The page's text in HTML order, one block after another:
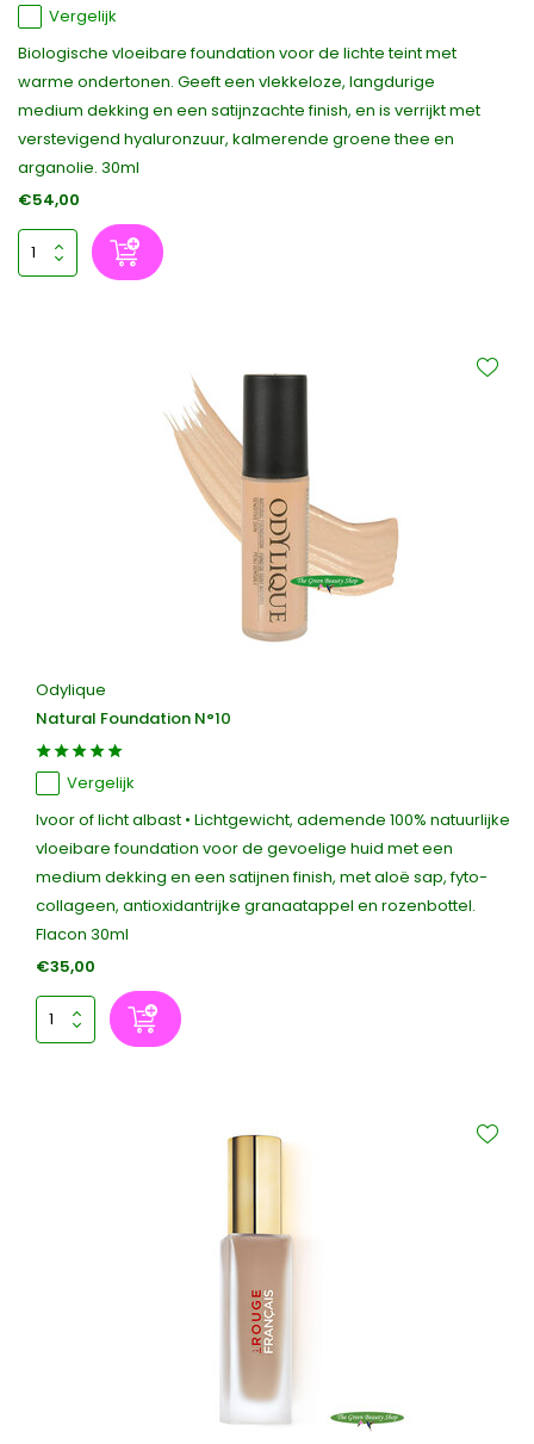
Vergelijk
Biologische vloeibare foundation voor de lichte teint met
warme ondertonen. Geeft een vlekkeloze, langdurige
medium dekking en een satijnzachte finish, en is verrijkt met
verstevigend hyaluronzuur, kalmerende groene thee en
arganolie. 30ml
€54,00
Odylique
Natural Foundation N°10
Vergelijk
Ivoor of licht albast • Lichtgewicht, ademende 100% natuurlijke
vloeibare foundation voor de gevoelige huid met een
medium dekking en een satijnen finish, met aloë sap, fyto-
collageen, antioxidantrijke granaatappel en rozenbottel.
Flacon 30ml
€35,00